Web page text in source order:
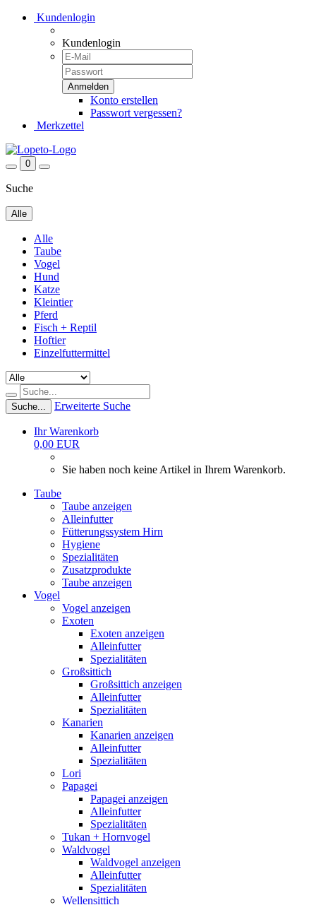
Kundenlogin
Kundenlogin
Konto erstellen
Passwort vergessen?
Merkzettel
0
Suche
Alle
Alle
Taube
Vogel
Hund
Katze
Kleintier
Pferd
Fisch + Reptil
Hoftier
Einzelfuttermittel
Suche... Erweiterte Suche
Ihr Warenkorb
0,00 EUR
Sie haben noch keine Artikel in Ihrem Warenkorb.
Taube
Taube anzeigen
Alleinfutter
Fütterungssystem Hirn
Hygiene
Spezialitäten
Zusatzprodukte
Taube anzeigen
Vogel
Vogel anzeigen
Exoten
Exoten anzeigen
Alleinfutter
Spezialitäten
Großsittich
Großsittich anzeigen
Alleinfutter
Spezialitäten
Kanarien
Kanarien anzeigen
Alleinfutter
Spezialitäten
Lori
Papagei
Papagei anzeigen
Alleinfutter
Spezialitäten
Tukan + Hornvogel
Waldvogel
Waldvogel anzeigen
Alleinfutter
Spezialitäten
Wellensittich